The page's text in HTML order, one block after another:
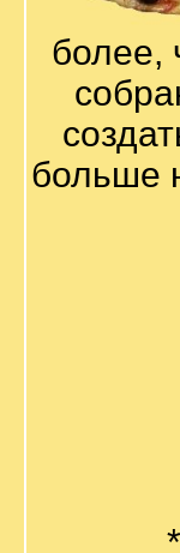
более,
больше